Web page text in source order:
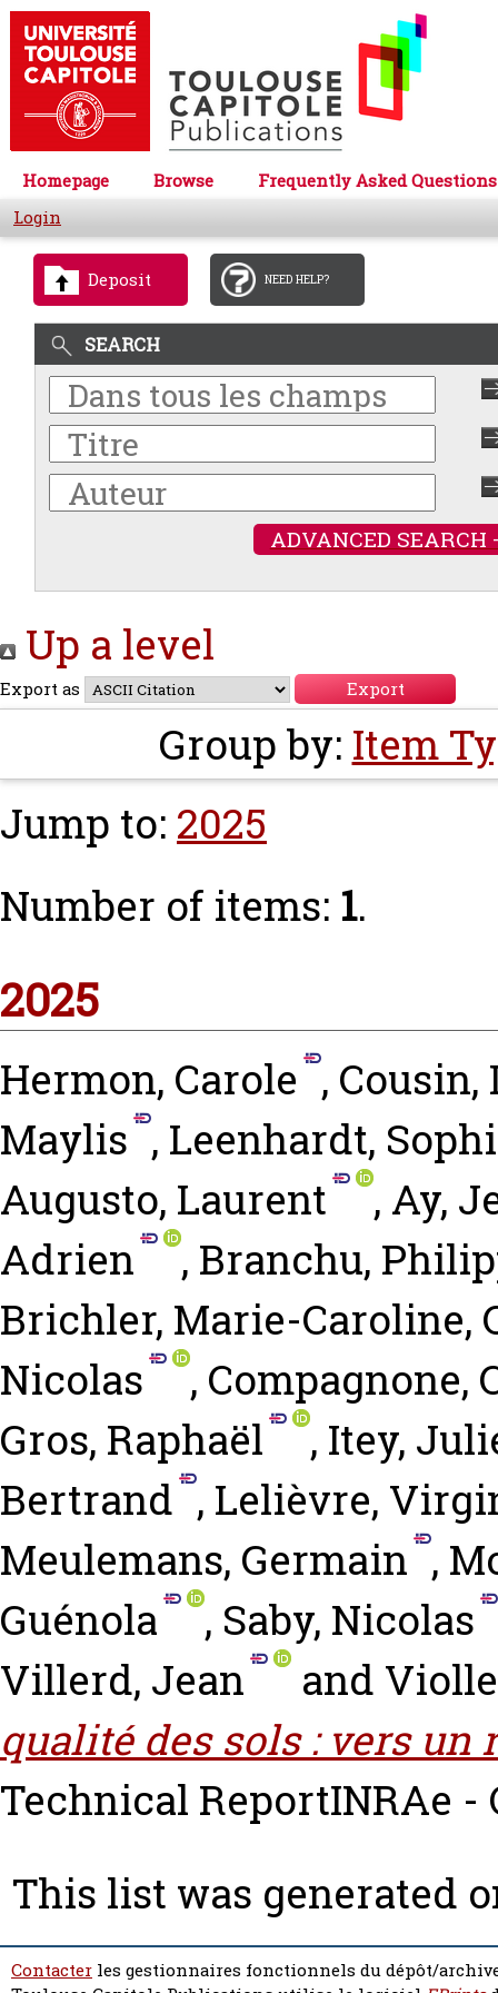
Homepage Browse
Frequently Asked Questions
Login
Deposit NEED HELP?
SEARCH
ADVANCED SEARCH
Up a level
Export as
Group by: Item
Jump to: 2025
Number of items: 1.
2025
Hermon, Carole , Cousin,
Maylis , Leenhardt,
Augusto, Laurent
, Ay,
Adrien
, Branchu,
Brichler, Marie-Caroline,
Nicolas
, Compagnone,
Gros, Raphaël
, Itey,
Bertrand , Lelièvre,
Meulemans, Germain ,
Guénola
, Saby, Nicolas
Villerd, Jean
and
qualité des sols : vers
Technical ReportINRAe -
This list was generated
Contacter les gestionnaires fonctionnels du dépôt/